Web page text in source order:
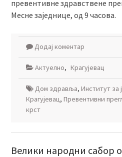
превентивне здравствене
Месне заједнице, од 9 часова.
Додај коментар
Актуелно, Крагујевац
Дом здравља, Институт за
Крагујевац, Превентивни
крст
Велики народни сабор